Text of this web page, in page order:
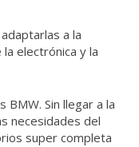
a la
electrónica y la
Sin llegar a la
necesidades del
super completa